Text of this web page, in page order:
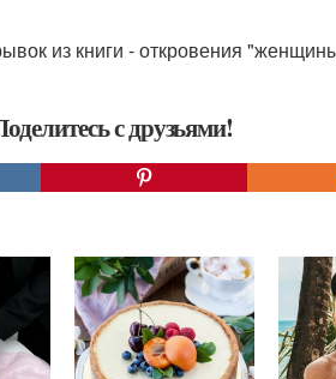
из книги - откровения
с друзьями!